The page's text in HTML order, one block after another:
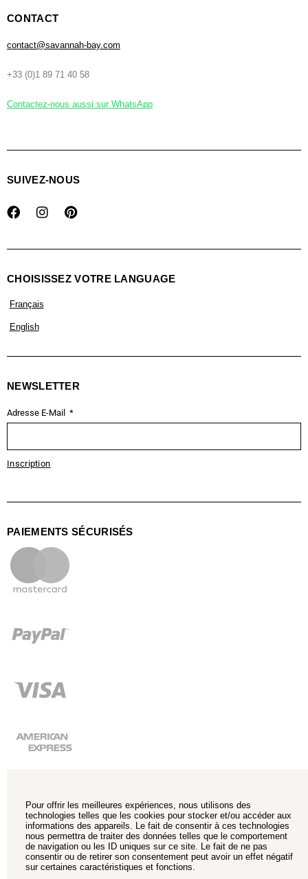
CONTACT
contact@savannah-bay.com
+33 (0)1 89 71 40 58
Contactez-nous aussi sur WhatsApp
SUIVEZ-NOUS
CHOISISSEZ VOTRE LANGUAGE
Français
English
NEWSLETTER
Adresse E-Mail
Inscription
PAIEMENTS SÉCURISÉS
Pour offrir les meilleures expériences, nous utilisons des
technologies telles que les cookies pour stocker et/ou accéder aux
informations des appareils. Le fait de consentir à ces technologies
nous permettra de traiter des données telles que le comportement
de navigation ou les ID uniques sur ce site. Le fait de ne pas
consentir ou de retirer son consentement peut avoir un effet négatif
sur certaines caractéristiques et fonctions.